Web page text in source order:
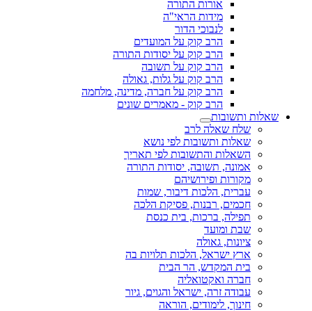
אורות התורה
מידות הראי"ה
לנבוכי הדור
הרב קוק על המועדים
הרב קוק על יסודות התורה
הרב קוק על תשובה
הרב קוק על גלות, גאולה
הרב קוק על חברה, מדינה, מלחמה
הרב קוק - מאמרים שונים
שאלות ותשובות
שלח שאלה לרב
שאלות ותשובות לפי נושא
השאלות והתשובות לפי תאריך
אמונה, תשובה, יסודות התורה
מקורות ופירושיהם
עברית, הלכות דיבור, שמות
חכמים, רבנות, פסיקת הלכה
תפילה, ברכות, בית כנסת
שבת ומועד
ציונות, גאולה
ארץ ישראל, הלכות תלויות בה
בית המקדש, הר הבית
חברה ואקטואליה
עבודה זרה, ישראל והגוים, גיור
חינוך, לימודים, הוראה